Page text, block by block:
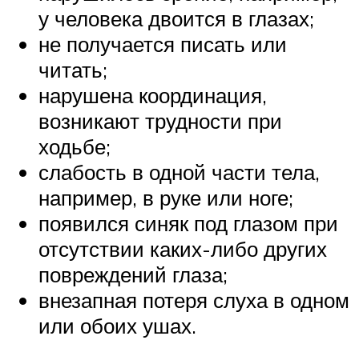
у человека двоится в глазах;
не получается писать или
читать;
нарушена координация,
возникают трудности при
ходьбе;
слабость в одной части тела,
например, в руке или ноге;
появился синяк под глазом при
отсутствии каких-либо других
повреждений глаза;
внезапная потеря слуха в одном
или обоих ушах.